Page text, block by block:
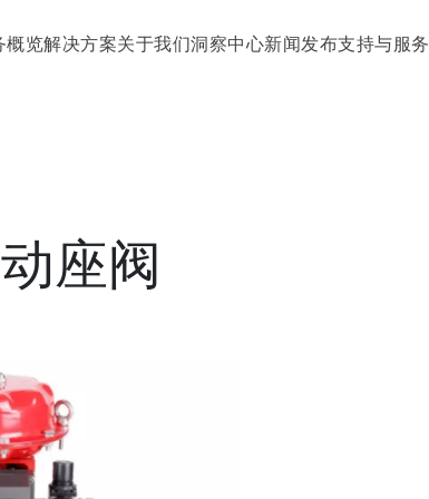
概览解决方案关于我们洞察中心新闻发布支持与服务
座阀